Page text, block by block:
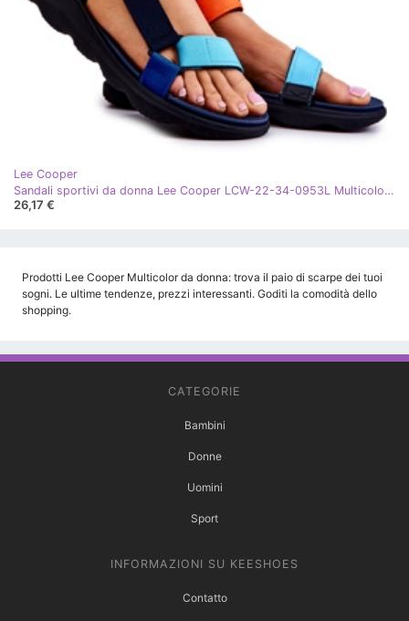
Lee Cooper
Sandali sportivi da donna Lee Cooper LCW-22-34-0953L Multicolor blu navy arancia multicolore
26,17 €
Prodotti Lee Cooper Multicolor da donna: trova il paio di scarpe dei tuoi
sogni. Le ultime tendenze, prezzi interessanti. Goditi la comodità dello
shopping.
CATEGORIE
Bambini
Donne
Uomini
Sport
INFORMAZIONI SU KEESHOES
Contatto